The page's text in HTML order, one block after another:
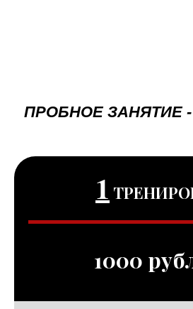
ПРОБНОЕ ЗАНЯТИЕ -
1
1000